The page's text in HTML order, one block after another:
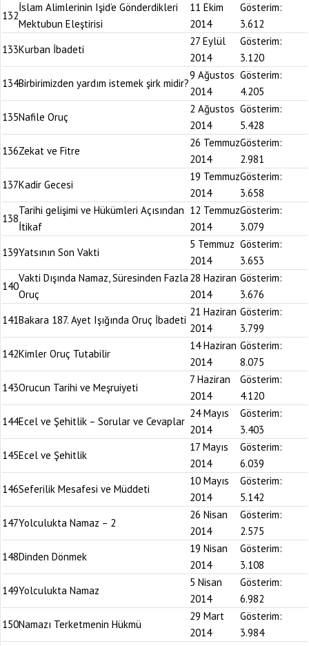
132
İslam Alimlerinin Işid’e Gönderdikleri
Mektubun Eleştirisi
11 Ekim
2014
Gösterim:
3.612
133Kurban İbadeti
27 Eylül
2014
Gösterim:
3.120
134Birbirimizden yardım istemek şirk midir?
9 Ağustos
2014
Gösterim:
4.205
135Nafile Oruç
2 Ağustos
2014
Gösterim:
5.428
136Zekat ve Fitre
26 Temmuz
2014
Gösterim:
2.981
137Kadir Gecesi
19 Temmuz
2014
Gösterim:
3.658
138
Tarihi gelişimi ve Hükümleri Açısından
İtikaf
12 Temmuz
2014
Gösterim:
3.079
139Yatsının Son Vakti
5 Temmuz
2014
Gösterim:
3.653
140
Vakti Dışında Namaz, Süresinden Fazla
Oruç
28 Haziran
2014
Gösterim:
3.676
141Bakara 187. Ayet Işığında Oruç İbadeti
21 Haziran
2014
Gösterim:
3.799
142Kimler Oruç Tutabilir
14 Haziran
2014
Gösterim:
8.075
143Orucun Tarihi ve Meşruiyeti
7 Haziran
2014
Gösterim:
4.120
144Ecel ve Şehitlik – Sorular ve Cevaplar
24 Mayıs
2014
Gösterim:
3.403
145Ecel ve Şehitlik
17 Mayıs
2014
Gösterim:
6.039
146Seferilik Mesafesi ve Müddeti
10 Mayıs
2014
Gösterim:
5.142
147Yolculukta Namaz – 2
26 Nisan
2014
Gösterim:
2.575
148Dinden Dönmek
19 Nisan
2014
Gösterim:
3.108
149Yolculukta Namaz
5 Nisan
2014
Gösterim:
6.982
150Namazı Terketmenin Hükmü
29 Mart
2014
Gösterim:
3.984